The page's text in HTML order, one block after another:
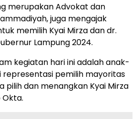
merupakan Advokat dan
juga mengajak
memilih Kyai Mirza dan dr.
Lampung 2024.
kegiatan hari ini adalah anak-
representasi pemilih mayoritas
pilih dan menangkan Kyai Mirza
Okta.